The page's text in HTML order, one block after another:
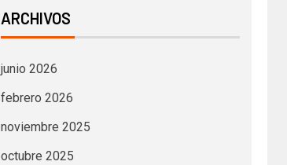
ARCHIVOS
junio 2026
febrero 2026
noviembre 2025
octubre 2025